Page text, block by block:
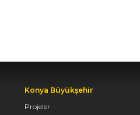
Konya Büyükşehir
Projeler